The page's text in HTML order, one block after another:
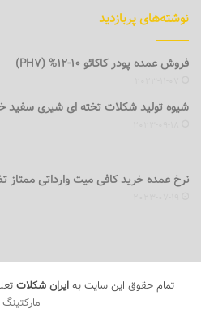
نوشته‌های پربازدید
فروش عمده پودر کاکائو 10-12% (PH7)
شیوه تولید شکلات تخته ای شیری سفید
نرخ عمده خرید کافی میت وارداتی ممتاز
تمام حقوق این سایت بهایران شکلات
مارکتینگ